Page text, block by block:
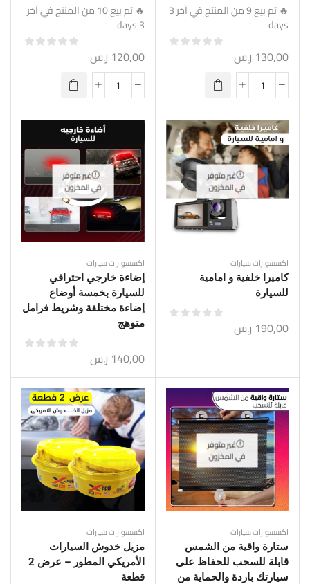
🔥 تم بيع 9 من المنتج في آخر 3
days
130,00 ر.س
🔥 تم بيع 10 من المنتج في آخر
3 days
120,00 ر.س
غير متوفر
في المخزون
اكسسوارات سيارات
كاميرا خلفية و امامية
للسيارة
190,00 ر.س
غير متوفر
في المخزون
اكسسوارات سيارات
إضاءة خارجي احترافي
للسيارة بخمسة أوضاع
إضاءة مختلفة وشريط فرامل
متوهج
140,00 ر.س
غير متوفر
في المخزون
اكسسوارات سيارات
ستارة واقية من الشمس
قابلة للسحب للحفاظ على
سيارتك باردة والحماية من
اكسسوارات سيارات
مزيل خدوش السيارات
الأمريكي المطور – عرض 2
قطعة